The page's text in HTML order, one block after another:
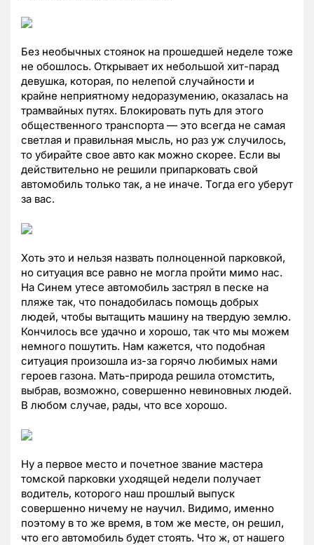
Без необычных стоянок на прошедшей неделе тоже
не обошлось. Открывает их небольшой хит-парад
девушка, которая, по нелепой случайности и
крайне неприятному недоразумению, оказалась на
трамвайных путях. Блокировать путь для этого
общественного транспорта — это всегда не самая
светлая и правильная мысль, но раз уж случилось,
то убирайте свое авто как можно скорее. Если вы
действительно не решили припарковать свой
автомобиль только так, а не иначе. Тогда его уберут
за вас.
Хоть это и нельзя назвать полноценной парковкой,
но ситуация все равно не могла пройти мимо нас.
На Синем утесе автомобиль застрял в песке на
пляже так, что понадобилась помощь добрых
людей, чтобы вытащить машину на твердую землю.
Кончилось все удачно и хорошо, так что мы можем
немного пошутить. Нам кажется, что подобная
ситуация произошла из-за горячо любимых нами
героев газона. Мать-природа решила отомстить,
выбрав, возможно, совершенно невиновных людей.
В любом случае, рады, что все хорошо.
Ну а первое место и почетное звание мастера
томской парковки уходящей недели получает
водитель, которого наш прошлый выпуск
совершенно ничему не научил. Видимо, именно
поэтому в то же время, в том же месте, он решил,
что его автомобиль будет стоять. Что ж, от нашего